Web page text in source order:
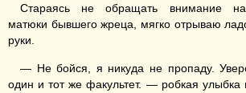
Стараясь не обращать внимание
матюки бывшего жреца, мягко отрываю
руки.
— Не бойся, я никуда не пропаду.
один и тот же факультет. — робкая улыбка